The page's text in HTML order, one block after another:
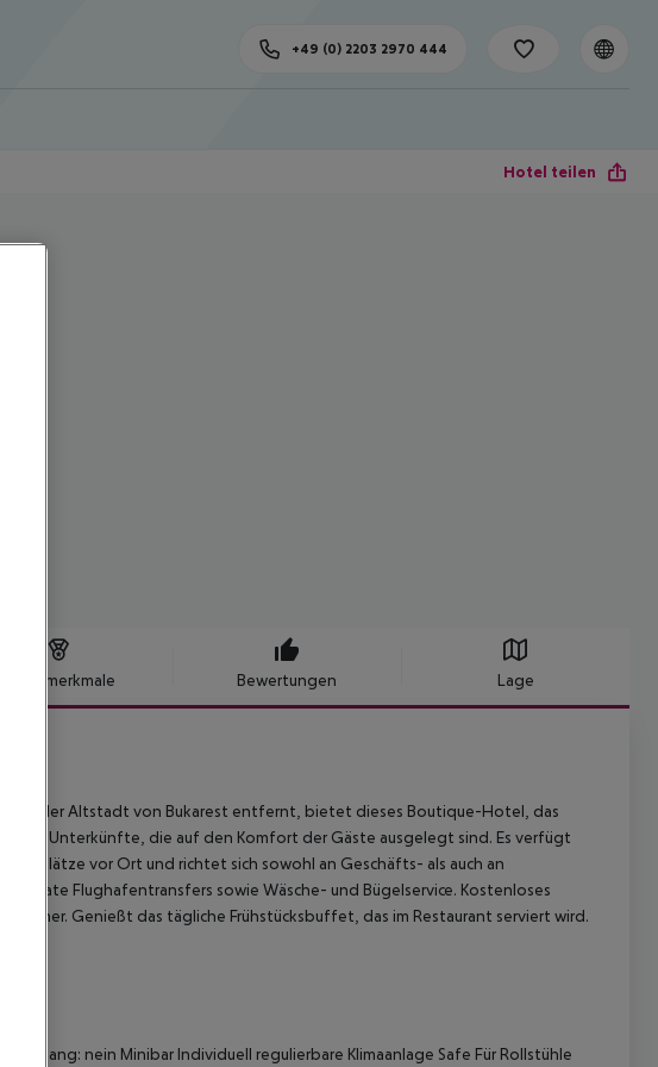
+49 (0) 2203 2970 444
Hotel teilen
Hotelmerkmale Bewertungen Lage
von der Altstadt von Bukarest entfernt, bietet dieses Boutique-Hotel, das
Unterkünfte, die auf den Komfort der Gäste ausgelegt sind. Es verfügt
vor Ort und richtet sich sowohl an Geschäfts- als auch an
private Flughafentransfers sowie Wäsche- und Bügelservice. Kostenloses
Genießt das tägliche Frühstücksbuffet, das im Restaurant serviert wird.
nein Minibar Individuell regulierbare Klimaanlage Safe Für Rollstühle